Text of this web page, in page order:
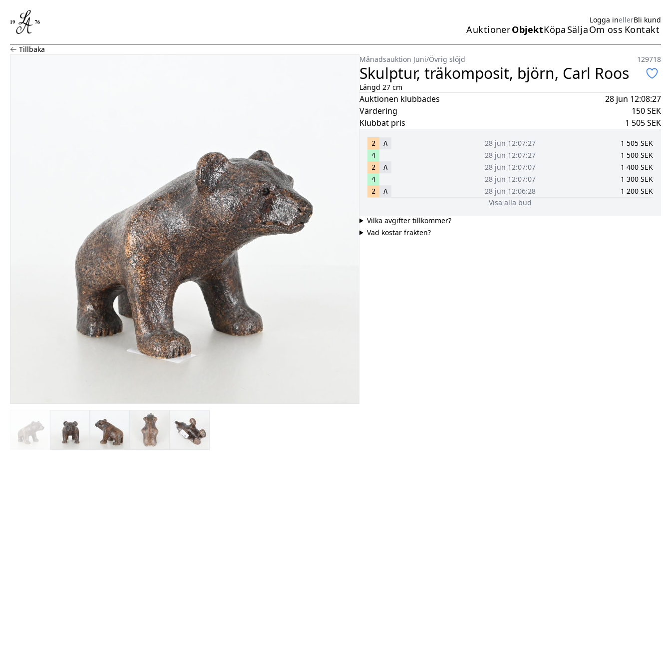
Logga inellerBli kund
Huvudmeny
AuktionerObjektKöpa SäljaOm oss Kontakt
Skulptur, träkomposit, björn, Carl Roos
Tillbaka
Månadsauktion Juni/Övrig slöjd 129718
Skulptur, träkomposit, björn, Carl Roos
Längd 27 cm
Auktionen klubbades
28 jun 12:08:27
Värdering
150SEK
Klubbat pris
1 505SEK
2 A 28 jun 12:07:27 1 505 SEK
4 28 jun 12:07:27 1 500 SEK
2 A 28 jun 12:07:07 1 400 SEK
4 28 jun 12:07:07 1 300 SEK
2 A 28 jun 12:06:28 1 200 SEK
Visa alla bud
Vilka avgifter tillkommer?
Vad kostar frakten?